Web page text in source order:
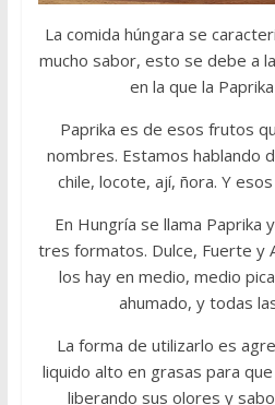
La comida húngara se
mucho sabor, esto se debe a
en la que la
Paprika es de esos frutos
nombres. Estamos hablando
chile, locote, ají, ñora. Y
En Hungría se llama Paprika
tres formatos. Dulce, Fuerte y
los hay en medio, medio
ahumado, y todas
La forma de utilizarlo es
liquido alto en grasas para
liberando sus olores y